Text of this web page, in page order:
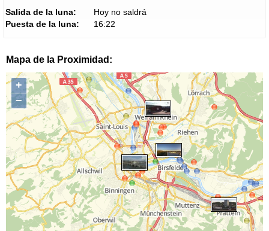
Salida de la luna:
Hoy no saldrá
Puesta de la luna:
16:22
Mapa de la Proximidad:
+
−